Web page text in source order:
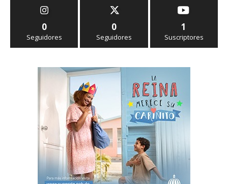
0
Seguidores
0
Seguidores
1
Suscriptores